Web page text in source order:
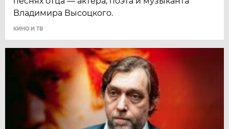
Владимира Высоцкого.
КИНО И ТВ